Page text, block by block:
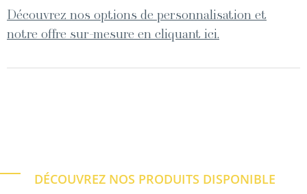
Découvrez nos options de personnalisation et
notre offre sur-mesure en cliquant ici.
DÉCOUVREZ NOS PRODUITS DISPONIBLE